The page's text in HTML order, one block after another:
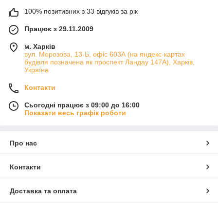
100% позитивних з 33 відгуків за рік
Працює з 29.11.2009
м. Харків
вул. Морозова, 13-Б, офіс 603А (на яндекс-картах
будівля позначена як проспект Ландау 147А), Харків,
Україна
Контакти
Сьогодні працює з 09:00 до 16:00
Показати весь графік роботи
Про нас
Контакти
Доставка та оплата